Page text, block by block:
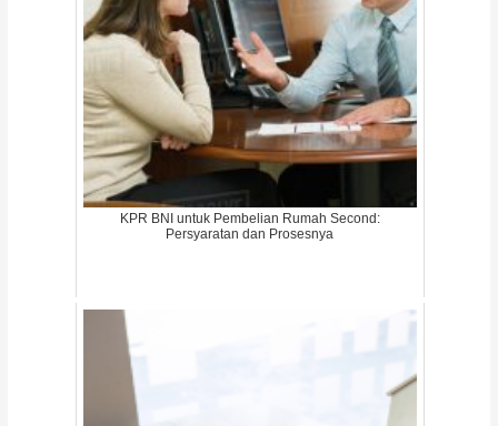
KPR BNI untuk Pembelian Rumah Second:
Persyaratan dan Prosesnya